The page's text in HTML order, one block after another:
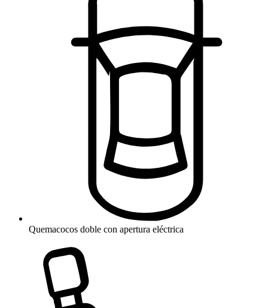
Quemacocos doble con apertura eléctrica